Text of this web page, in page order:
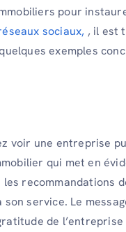
pour
sociaux, , il est
exemples
voir une entreprise
qui met en
recommandations
service. Le
de